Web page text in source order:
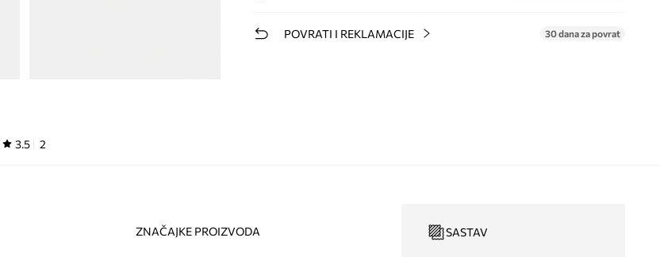
POVRATI I REKLAMACIJE 30 dana za povrat
3.5 2
ZNAČAJKE PROIZVODA SASTAV